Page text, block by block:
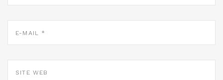
E-
MAIL
SITE
WEB